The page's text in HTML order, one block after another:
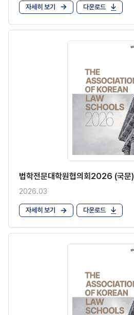
자세히 보기 다운로드
법학전문대학원협의회2026 (국문)
2026.03
자세히 보기 다운로드